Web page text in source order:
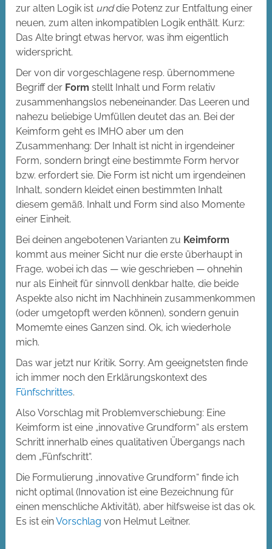
zur alten Logik ist unddie Potenz zur Entfaltung einer
neuen, zum alten inkompatiblen Logik enthält. Kurz:
Das Alte bringt etwas hervor, was ihm eigentlich
widerspricht.
Der von dir vorgeschlagene resp. übernommene
Begriff der Form stellt Inhalt und Form relativ
zusammenhangslos nebeneinander. Das Leeren und
nahezu beliebige Umfüllen deutet das an. Bei der
Keimform geht es IMHO aber um den
Zusammenhang: Der Inhalt ist nicht in irgendeiner
Form, sondern bringt eine bestimmte Form hervor
bzw. erfordert sie. Die Form ist nicht um irgendeinen
Inhalt, sondern kleidet einen bestimmten Inhalt
diesem gemäß. Inhalt und Form sind also Momente
einer Einheit.
Bei deinen angebotenen Varianten zu Keimform
kommt aus meiner Sicht nur die erste überhaupt in
Frage, wobei ich das — wie geschrieben — ohnehin
nur als Einheit für sinnvoll denkbar halte, die beide
Aspekte also nicht im Nachhinein zusammenkommen
(oder umgetopft werden können), sondern genuin
Momemte eines Ganzen sind. Ok, ich wiederhole
mich.
Das war jetzt nur Kritik. Sorry. Am geeignetsten finde
ich immer noch den Erklärungskontext des
Fünfschrittes.
Also Vorschlag mit Problemverschiebung: Eine
Keimform ist eine „innovative Grundform“ als erstem
Schritt innerhalb eines qualitativen Übergangs nach
dem „Fünfschritt“.
Die Formulierung „innovative Grundform“ finde ich
nicht optimal (Innovation ist eine Bezeichnung für
einen menschliche Aktivität), aber hilfsweise ist das ok.
Es ist einVorschlag von Helmut Leitner.